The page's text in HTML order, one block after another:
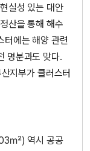
실성 있는 대안
산을 통해 해수
터에는 해양 관련
명분과도 맞다.
지부가 클러스터
㎡) 역시 공공